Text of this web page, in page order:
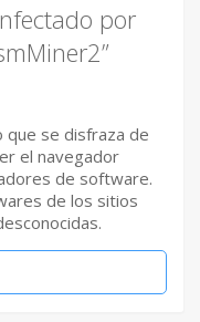
por
que se disfraza de
el navegador
de software.
de los sitios